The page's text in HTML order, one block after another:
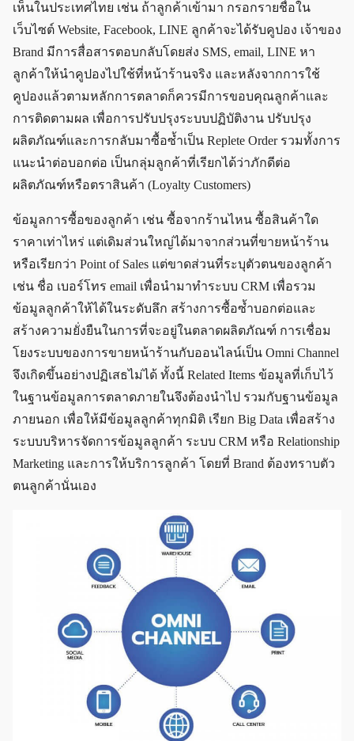
เห็นในประเทศไทย เช่น ถ้าลูกค้าเข้ามา กรอกรายชื่อใน
เว็บไซต์ Website, Facebook, LINE ลูกค้าจะได้รับคูปอง เจ้าของ
Brand มีการสื่อสารตอบกลับโดยส่ง SMS, email, LINE หา
ลูกค้าให้นำคูปองไปใช้ที่หน้าร้านจริง และหลังจากการใช้
คูปองแล้วตามหลักการตลาดก็ควรมีการขอบคุณลูกค้าและ
การติดตามผล เพื่อการปรับปรุงระบบปฏิบัติงาน ปรับปรุง
ผลิตภัณฑ์และการกลับมาซื้อซ้ำเป็น Replete Order รวมทั้งการ
แนะนำต่อบอกต่อ เป็นกลุ่มลูกค้าที่เรียกได้ว่าภักดีต่อ
ผลิตภัณฑ์หรือตราสินค้า (Loyalty Customers)
ข้อมูลการซื้อของลูกค้า เช่น ซื้อจากร้านไหน ซื้อสินค้าใด
ราคาเท่าไหร่ แต่เดิมส่วนใหญ่ได้มาจากส่วนที่ขายหน้าร้าน
หรือเรียกว่า Point of Sales แต่ขาดส่วนที่ระบุตัวตนของลูกค้า
เช่น ชื่อ เบอร์โทร email เพื่อนำมาทำระบบ CRM เพื่อรวม
ข้อมูลลูกค้าให้ได้ในระดับลึก สร้างการซื้อซ้ำบอกต่อและ
สร้างความยั่งยืนในการที่จะอยู่ในตลาดผลิตภัณฑ์ การเชื่อม
โยงระบบของการขายหน้าร้านกับออนไลน์เป็น Omni Channel
จึงเกิดขึ้นอย่างปฏิเสธไม่ได้ ทั้งนี้ Related Items ข้อมูลที่เก็บไว้
ในฐานข้อมูลการตลาดภายในจึงต้องนำไป รวมกับฐานข้อมูล
ภายนอก เพื่อให้มีข้อมูลลูกค้าทุกมิติ เรียก Big Data เพื่อสร้าง
ระบบบริหารจัดการข้อมูลลูกค้า ระบบ CRM หรือ Relationship
Marketing และการให้บริการลูกค้า โดยที่ Brand ต้องทราบตัว
ตนลูกค้านั่นเอง